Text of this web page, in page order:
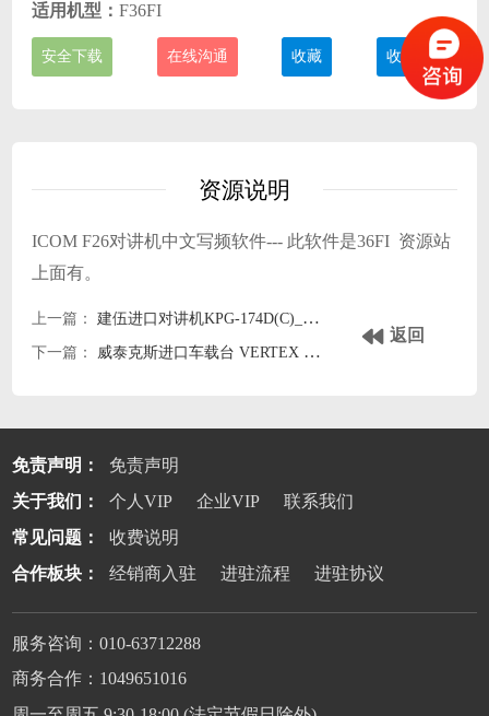
适用机型：F36FI
安全下载 在线沟通 收藏 收费说明
资源说明
ICOM F26对讲机中文写频软件--- 此软件是36FI 资源站
上面有。
上一篇：
建伍进口对讲机KPG-174D(C)_V240B03_CD写频软件 中英文
下一篇：
威泰克斯进口车载台 VERTEX CE82 V3.00 中文版--有此软件
返回
免责声明：
免责声明
关于我们：
个人VIP 企业VIP
联系我们
常见问题：
收费说明
合作板块：
经销商入驻 进驻流程 进驻协议
服务咨询：010-63712288
商务合作：1049651016